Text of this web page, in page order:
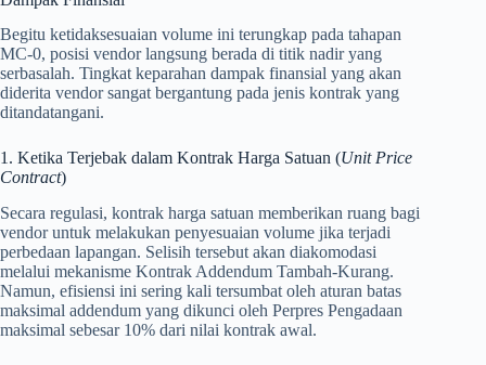
Begitu ketidaksesuaian volume ini terungkap pada tahapan
MC-0, posisi vendor langsung berada di titik nadir yang
serbasalah. Tingkat keparahan dampak finansial yang akan
diderita vendor sangat bergantung pada jenis kontrak yang
ditandatangani.
1. Ketika Terjebak dalam Kontrak Harga Satuan (Unit Price
Contract)
Secara regulasi, kontrak harga satuan memberikan ruang bagi
vendor untuk melakukan penyesuaian volume jika terjadi
perbedaan lapangan. Selisih tersebut akan diakomodasi
melalui mekanisme Kontrak Addendum Tambah-Kurang.
Namun, efisiensi ini sering kali tersumbat oleh aturan batas
maksimal addendum yang dikunci oleh Perpres Pengadaan
maksimal sebesar 10% dari nilai kontrak awal.